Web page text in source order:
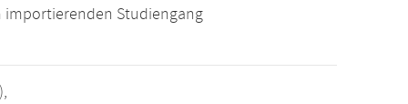
Studiengang